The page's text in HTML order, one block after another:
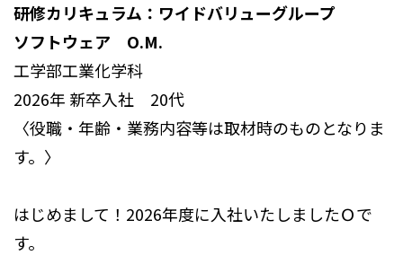
研修カリキュラム：ワイドバリューグループ
ソフトウェア O.M.
工学部工業化学科
2026年 新卒入社 20代
〈役職・年齢・業務内容等は取材時のものとなりま
す。〉
はじめまして！ 2026年度に入社いたしましたＯで
す。